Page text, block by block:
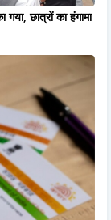
गया, छात्रों का हंगामा